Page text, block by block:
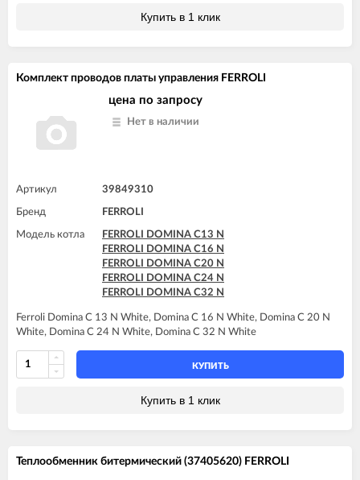
FERROLI DOMIcompact F30
FERROLI DOMIcompact F30 B
FERROLI DOMINA C16 N
FERROLI DOMINA C20 N
FERROLI DOMINA C24 N
FERROLI DOMINA F13 N
FERROLI DOMINA F32 N
FERROLI DOMIproject C24 D
FERROLI DOMIproject C32
FERROLI DOMIproject C32 D
FERROLI DOMIproject F24
FERROLI DOMIproject F24 D
FERROLI DOMIproject F32
FERROLI DOMItech C24
FERROLI DOMItech C24 D
FERROLI DOMItech C32 D
FERROLI DOMItech F32
Купить в 1 клик
Комплект проводов платы управления FERROLI
цена по запросу
Нет в наличии
Артикул 39849310
Бренд FERROLI
Модель котла
FERROLI DOMINA C13 N
FERROLI DOMINA C16 N
FERROLI DOMINA C20 N
FERROLI DOMINA C24 N
FERROLI DOMINA C32 N
Ferroli Domina C 13 N White, Domina C 16 N White, Domina C 20 N
White, Domina C 24 N White, Domina C 32 N White
КУПИТЬ
Купить в 1 клик
Теплообменник битермический (37405620) FERROLI